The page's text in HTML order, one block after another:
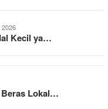
Kecil ya…
Beras Lokal…